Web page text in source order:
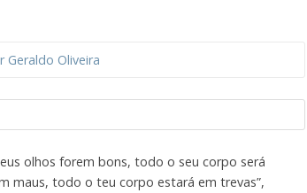
Geraldo Oliveira
olhos forem bons, todo o seu corpo será
maus, todo o teu corpo estará em trevas”,